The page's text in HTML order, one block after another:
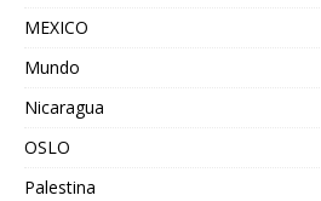
MEXICO
Mundo
Nicaragua
OSLO
Palestina